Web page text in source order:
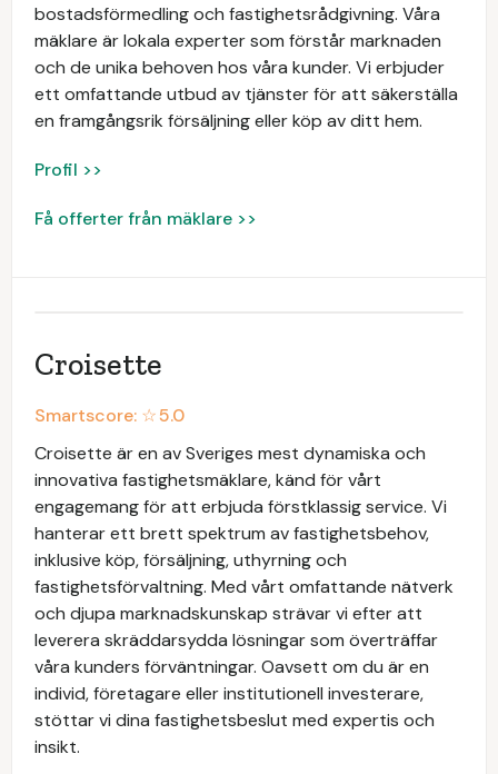
bostadsförmedling och fastighetsrådgivning. Våra
mäklare är lokala experter som förstår marknaden
och de unika behoven hos våra kunder. Vi erbjuder
ett omfattande utbud av tjänster för att säkerställa
en framgångsrik försäljning eller köp av ditt hem.
Profil >>
Få offerter från mäklare >>
Croisette
Smartscore: ☆5.0
Croisette är en av Sveriges mest dynamiska och
innovativa fastighetsmäklare, känd för vårt
engagemang för att erbjuda förstklassig service. Vi
hanterar ett brett spektrum av fastighetsbehov,
inklusive köp, försäljning, uthyrning och
fastighetsförvaltning. Med vårt omfattande nätverk
och djupa marknadskunskap strävar vi efter att
leverera skräddarsydda lösningar som överträffar
våra kunders förväntningar. Oavsett om du är en
individ, företagare eller institutionell investerare,
stöttar vi dina fastighetsbeslut med expertis och
insikt.